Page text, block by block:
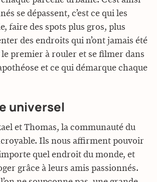
se dépassent, c’est ce qui les
faire des spots plus gros, plus
des endroits qui n’ont jamais été
le premier à rouler et se filmer dans
et ce qui démarque chaque
universel
et Thomas, la communauté du
Ils nous affirment pouvoir
quel endroit du monde, et
grâce à leurs amis passionnés.